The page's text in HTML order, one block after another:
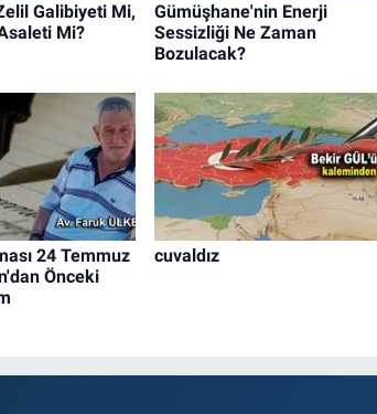
Galibiyeti Mi,
Mi?
Gümüşhane'nin Enerji
Sessizliği Ne Zaman
Bozulacak?
24 Temmuz
Önceki
cuvaldız